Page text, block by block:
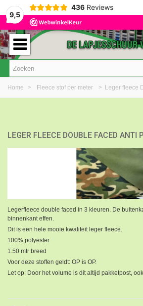
9,5
436 Reviews
Home > Fleece stof per meter > Leger fleece
LEGER FLEECE DOUBLE FACED ANTI
Legerfleece double faced in 3 kleuren. De
binnenkant effen.
Dit is een hele mooie kwaliteit leger fleece.
100% polyester
1.50 mtr breed
Voor deze stoffen geldt: OP is OP.
Let op: Door het volume is dit altijd pakketpost,